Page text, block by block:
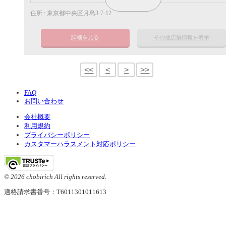
住所 : 東京都中央区月島3-7-12
詳細を見る その他店舗情報を表示
<< < > >>
FAQ
お問い合わせ
会社概要
利用規約
プライバシーポリシー
カスタマーハラスメント対応ポリシー
© 2026 chobirich All rights reserved.
適格請求書番号：T6011301011613